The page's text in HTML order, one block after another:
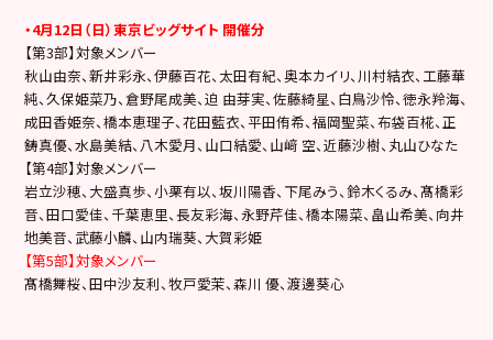
・4月12日（日）東京ビッグサイト 開催分
【第3部】対象メンバー
秋山由奈、新井彩永、伊藤百花、太田有紀、奥本カイリ、川村結衣、工藤華
純、久保姫菜乃、倉野尾成美、迫 由芽実、佐藤綺星、白鳥沙怜、徳永羚海、
成田香姫奈、橋本恵理子、花田藍衣、平田侑希、福岡聖菜、布袋百椛、正
鋳真優、水島美結、八木愛月、山口結愛、山﨑 空、近藤沙樹、丸山ひなた
【第4部】対象メンバー
岩立沙穂、大盛真歩、小栗有以、坂川陽香、下尾みう、鈴木くるみ、髙橋彩
音、田口愛佳、千葉恵里、長友彩海、永野芹佳、橋本陽菜、畠山希美、向井
地美音、武藤小麟、山内瑞葵、大賀彩姫
【第5部】対象メンバー
髙橋舞桜、田中沙友利、牧戸愛茉、森川 優、渡邊葵心